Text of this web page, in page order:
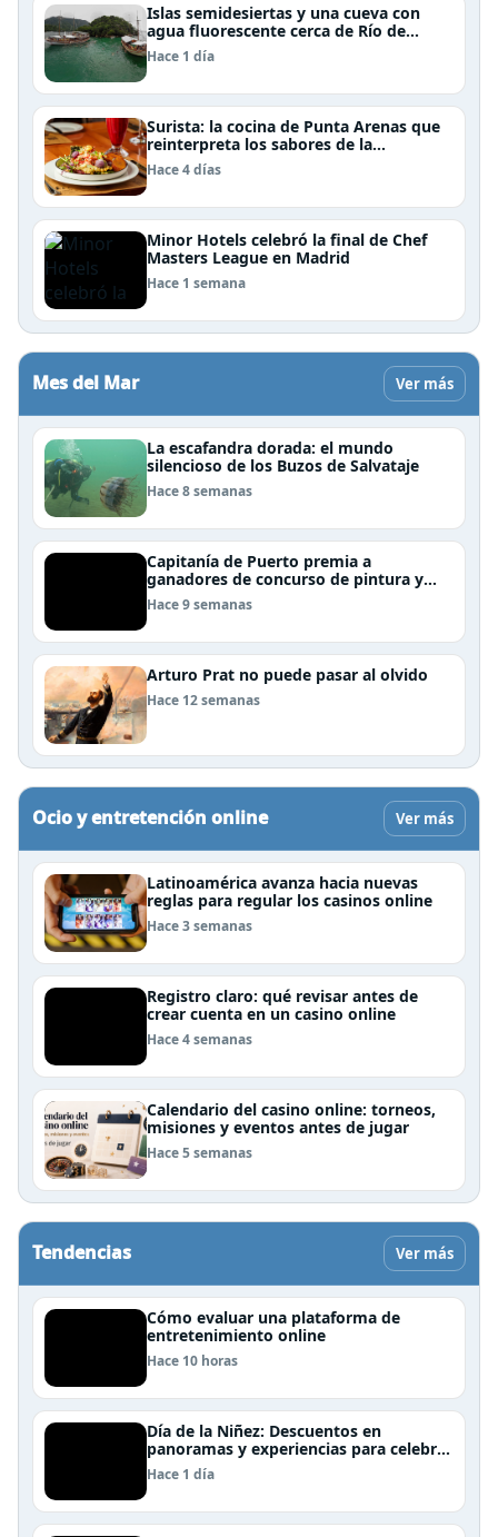
Islas semidesiertas y una cueva con
agua fluorescente cerca de Río de
Janeiro: un recorrido imperdible por
Angra dos Reis
Hace 1 día
Surista: la cocina de Punta Arenas que
reinterpreta los sabores de la
Patagonia
Hace 4 días
Minor Hotels celebró la final de Chef
Masters League en Madrid
Hace 1 semana
Mes del Mar Ver más
La escafandra dorada: el mundo
silencioso de los Buzos de Salvataje
Hace 8 semanas
Capitanía de Puerto premia a
ganadores de concurso de pintura y
cierra el Mes del Mar en Puerto Natales
Hace 9 semanas
Arturo Prat no puede pasar al olvido
Hace 12 semanas
Ocio y entretención online Ver más
Latinoamérica avanza hacia nuevas
reglas para regular los casinos online
Hace 3 semanas
Registro claro: qué revisar antes de
crear cuenta en un casino online
Hace 4 semanas
Calendario del casino online: torneos,
misiones y eventos antes de jugar
Hace 5 semanas
Tendencias Ver más
Cómo evaluar una plataforma de
entretenimiento online
Hace 10 horas
Día de la Niñez: Descuentos en
panoramas y experiencias para celebrar
en familia
Hace 1 día